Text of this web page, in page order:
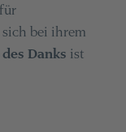
bei ihrem
Danks ist